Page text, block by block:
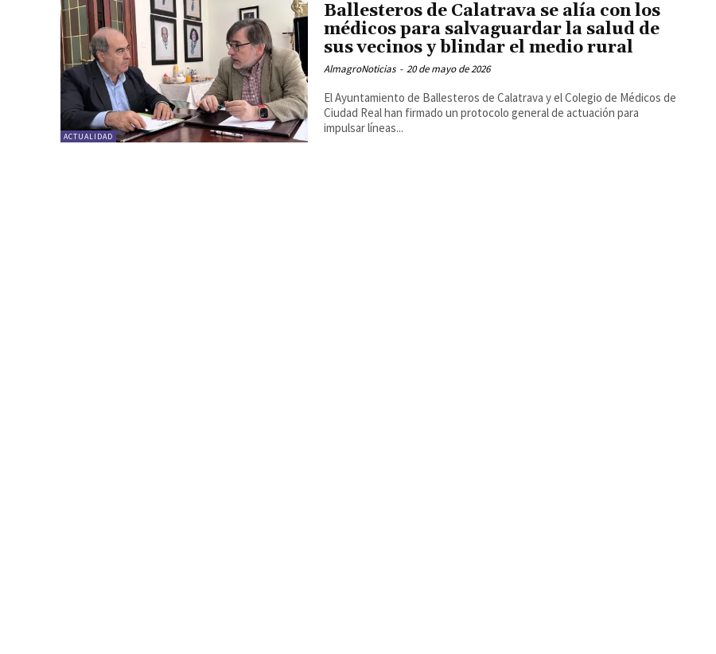
ACTUALIDAD
Ballesteros de Calatrava se alía con los
médicos para salvaguardar la salud de
sus vecinos y blindar el medio rural
AlmagroNoticias - 20 de mayo de 2026
El Ayuntamiento de Ballesteros de Calatrava y el Colegio de Médicos de
Ciudad Real han firmado un protocolo general de actuación para
impulsar líneas...